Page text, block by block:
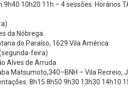
9h40 10h20 11h – 4 sessões. Horários
da Nóbrega.
do Paraíso, 1629 Vila América
feira)
Alves de Arruda
Matsumoto,340–BNH – Vila Recreio,
8h15 8h50 9h30 13h30 14h10